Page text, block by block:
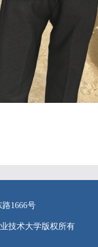
1666号
技术大学版权所有